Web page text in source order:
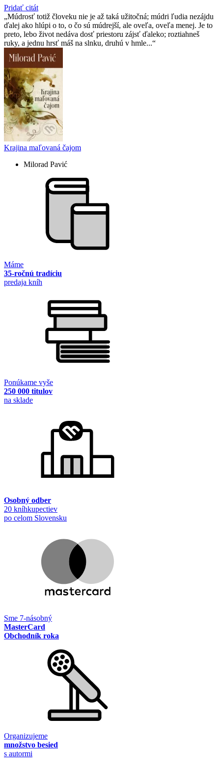
Pridať citát
Múdrosť totiž človeku nie je až taká užitočná; múdri ľudia nezájdu
ďalej ako hlúpi o to, o čo sú múdrejší, ale oveľa, oveľa menej. Je to
preto, lebo život nedáva dosť priestoru zájsť ďaleko; roztiahneš
ruky, a jednu hrsť máš na slnku, druhú v hmle...
Krajina maľovaná čajom
Milorad Pavić
Máme
35-ročnú tradíciu
predaja kníh
Ponúkame vyše
250 000 titulov
na sklade
Osobný odber
20 kníhkupectiev
po celom Slovensku
Sme 7-násobný
MasterCard
Obchodník roka
Organizujeme
množstvo besied
s autormi